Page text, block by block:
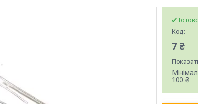
Код:
7 ₴
100 ₴